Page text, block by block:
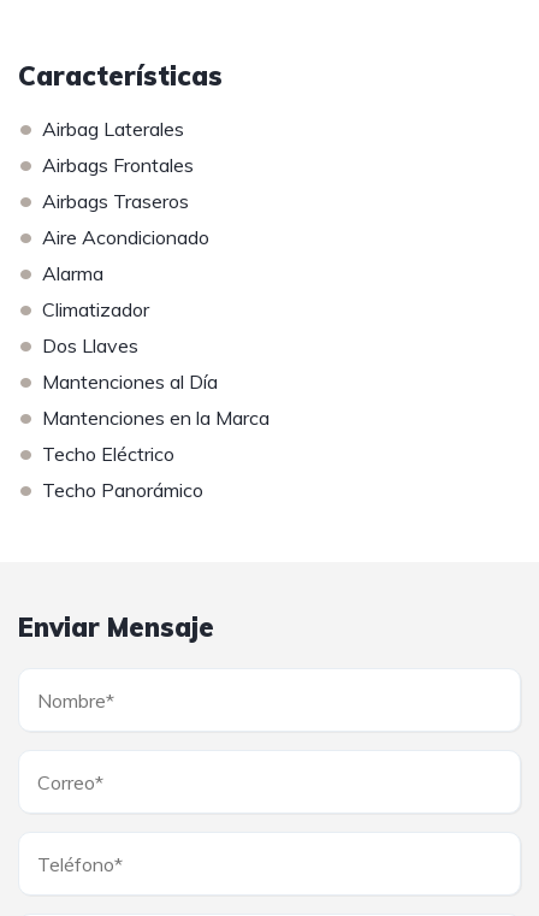
Características
• Airbag Laterales
• Airbags Frontales
• Airbags Traseros
• Aire Acondicionado
• Alarma
• Climatizador
• Dos Llaves
• Mantenciones al Día
• Mantenciones en la Marca
• Techo Eléctrico
• Techo Panorámico
Enviar Mensaje